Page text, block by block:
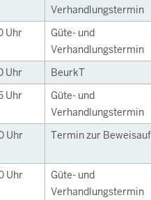
Verhandlungstermin
Uhr
Güte- und
Verhandlungstermin
Uhr BeurkT
Uhr
Güte- und
Verhandlungstermin
Uhr Termin zur
Uhr
Güte- und
Verhandlungstermin